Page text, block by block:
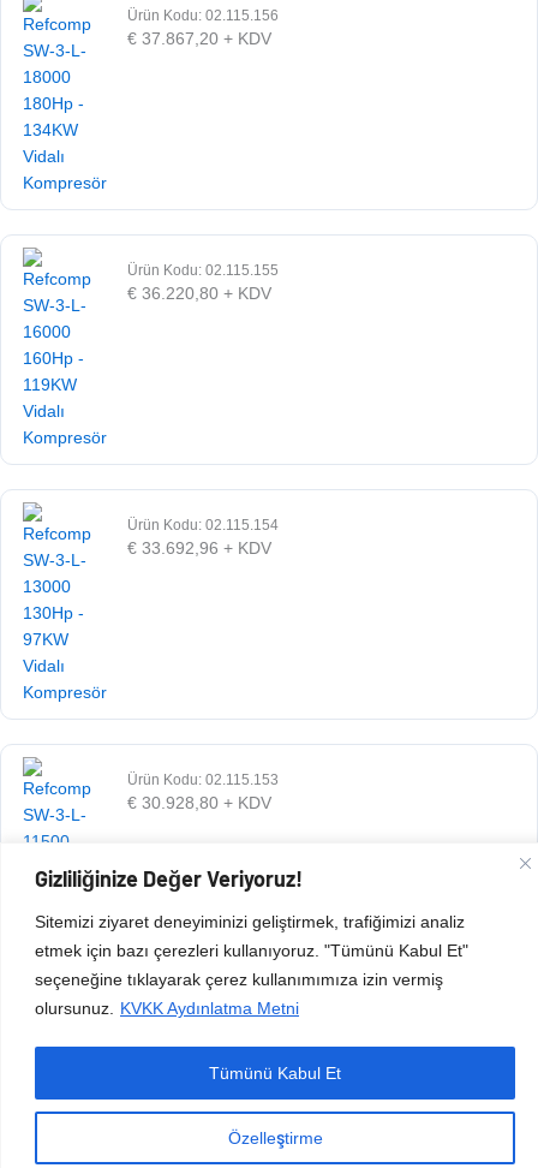
Gizliliğinize Değer Veriyoruz!
Sitemizi ziyaret deneyiminizi geliştirmek, trafiğimizi analiz
etmek için bazı çerezleri kullanıyoruz. "Tümünü Kabul Et"
seçeneğine tıklayarak çerez kullanımımıza izin vermiş
olursunuz.
KVKK Aydınlatma Metni
Özelleştirme
Tümünü Kabul Et
Ürün Kodu: 02.115.156
€ 37.867,20 + KDV
Ürün Kodu: 02.115.155
€ 36.220,80 + KDV
Ürün Kodu: 02.115.154
€ 33.692,96 + KDV
Ürün Kodu: 02.115.153
€ 30.928,80 + KDV
Copyright © 2026 Esen Isıtma Soğutma İnşaat Ltd Şti | Tüm Hakları Saklıdır.